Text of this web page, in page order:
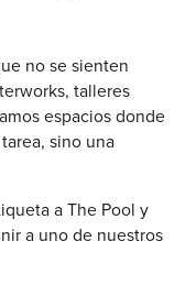
no se sienten
talleres
espacios donde
sino una
a The Pool y
a uno de nuestros